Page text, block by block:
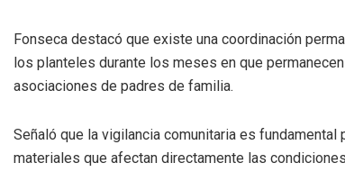
Fonseca destacó que existe una coordinación
los planteles durante los meses en que
asociaciones de padres de familia.
Señaló que la vigilancia comunitaria es
materiales que afectan directamente las